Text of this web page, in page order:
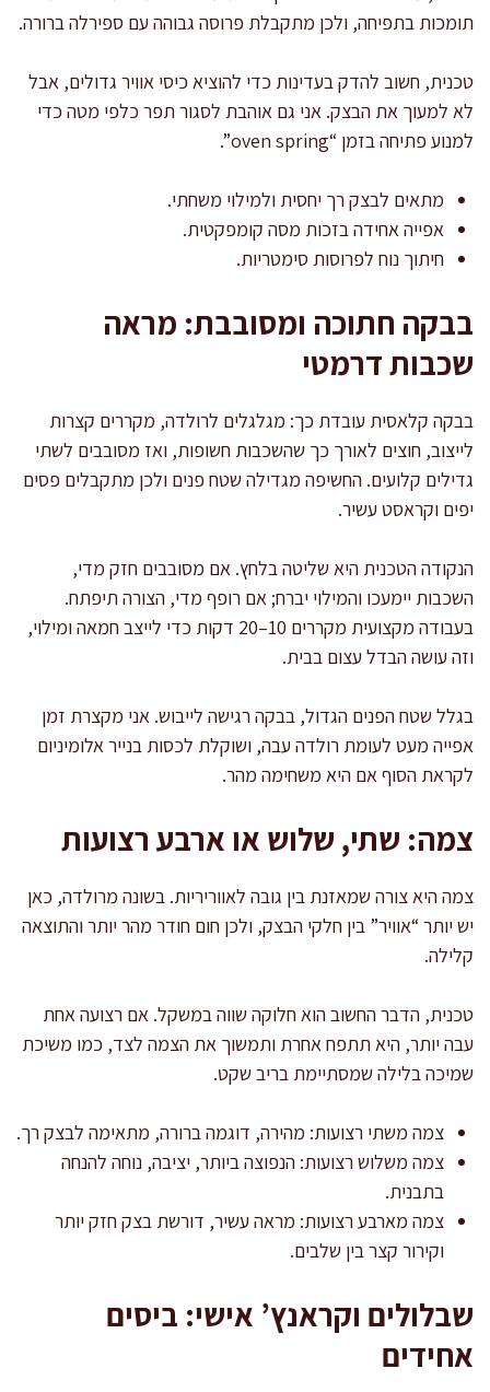
תומכות בתפיחה, ולכן מתקבלת פרוסה גבוהה עם ספירלה ברורה.
טכנית, חשוב להדק בעדינות כדי להוציא כיסי אוויר גדולים, אבל
לא למעוך את הבצק. אני גם אוהבת לסגור תפר כלפי מטה כדי
למנוע פתיחה בזמן “oven spring”.
מתאים לבצק רך יחסית ולמילוי משחתי.
אפייה אחידה בזכות מסה קומפקטית.
חיתוך נוח לפרוסות סימטריות.
בבקה חתוכה ומסובבת: מראה
שכבות דרמטי
בבקה קלאסית עובדת כך: מגלגלים לרולדה, מקררים קצרות
לייצוב, חוצים לאורך כך שהשכבות חשופות, ואז מסובבים לשתי
גדילים קלועים. החשיפה מגדילה שטח פנים ולכן מתקבלים פסים
יפים וקראסט עשיר.
הנקודה הטכנית היא שליטה בלחץ. אם מסובבים חזק מדי,
השכבות יימעכו והמילוי יברח; אם רופף מדי, הצורה תיפתח.
בעבודה מקצועית מקררים 10–20 דקות כדי לייצב חמאה ומילוי,
וזה עושה הבדל עצום בבית.
בגלל שטח הפנים הגדול, בבקה רגישה לייבוש. אני מקצרת זמן
אפייה מעט לעומת רולדה עבה, ושוקלת לכסות בנייר אלומיניום
לקראת הסוף אם היא משחימה מהר.
צמה: שתי, שלוש או ארבע רצועות
צמה היא צורה שמאזנת בין גובה לאווריריות. בשונה מרולדה, כאן
יש יותר “אוויר” בין חלקי הבצק, ולכן חום חודר מהר יותר והתוצאה
קלילה.
טכנית, הדבר החשוב הוא חלוקה שווה במשקל. אם רצועה אחת
עבה יותר, היא תתפח אחרת ותמשוך את הצמה לצד, כמו משיכת
שמיכה בלילה שמסתיימת בריב שקט.
צמה משתי רצועות: מהירה, דוגמה ברורה, מתאימה לבצק רך.
צמה משלוש רצועות: הנפוצה ביותר, יציבה, נוחה להנחה
בתבנית.
צמה מארבע רצועות: מראה עשיר, דורשת בצק חזק יותר
וקירור קצר בין שלבים.
שבלולים וקראנץ’ אישי: ביסים
אחידים